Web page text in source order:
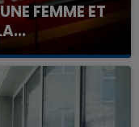
FEMME ET
après avoir
de trois mois